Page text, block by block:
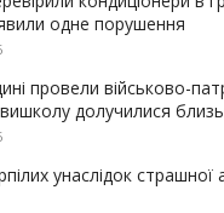
одне порушення
провели військово-
долучилися
унаслідок страшної